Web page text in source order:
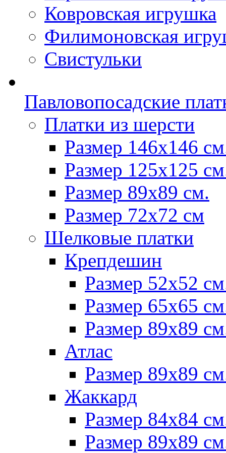
Ковровская игрушка
Филимоновская
Свистульки
Павловопосадские
Платки из шерсти
Размер 146х146
Размер 125х125
Размер 89х89 см.
Размер 72x72 см
Шелковые платки
Крепдешин
Размер 52х52
Размер 65х65
Размер 89х89
Атлас
Размер 89х89
Жаккард
Размер 84х84
Размер 89х89